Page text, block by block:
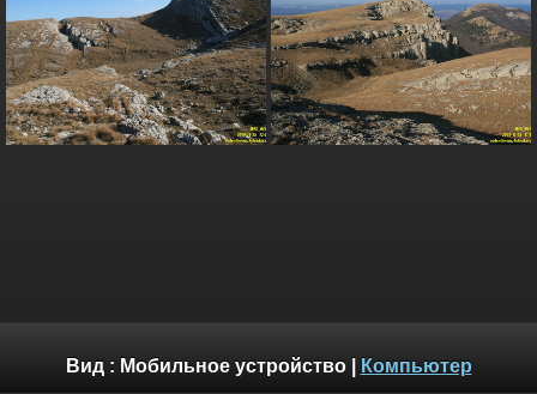
Вид : Мобильное устройство| Компьютер